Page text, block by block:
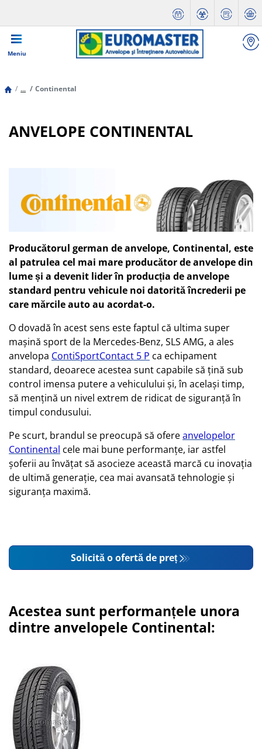
Meniu
... Continental
ANVELOPE CONTINENTAL
Producătorul german de anvelope, Continental, este
al patrulea cel mai mare producător de anvelope din
lume și a devenit lider în producția de anvelope
standard pentru vehicule noi datorită încrederii pe
care mărcile auto au acordat-o.
O dovadă în acest sens este faptul că ultima super
mașină sport de la Mercedes-Benz, SLS AMG, a ales
anvelopa ContiSportContact 5 P ca echipament
standard, deoarece acestea sunt capabile să țină sub
control imensa putere a vehiculului și, în același timp,
să mențină un nivel extrem de ridicat de siguranță în
timpul condusului.
Pe scurt, brandul se preocupă să ofereanvelopelor
Continental cele mai bune performanțe, iar astfel
șoferii au învățat să asocieze această marcă cu inovația
de ultimă generație, cea mai avansată tehnologie și
siguranța maximă.
Solicită o ofertă de preț
Acestea sunt performanțele unora
dintre anvelopele Continental: